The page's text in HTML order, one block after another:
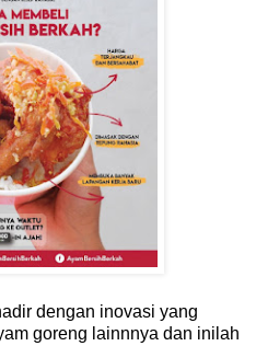
dengan inovasi yang
goreng lainnnya dan inilah